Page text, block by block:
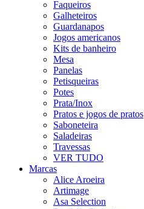
Faqueiros
Galheteiros
Guardanapos
Jogos americanos
Kits de banheiro
Mesa
Panelas
Petisqueiras
Potes
Prata/Inox
Pratos e jogos de pratos
Saboneteira
Saladeiras
Travessas
VER TUDO
Marcas
Alice Aroeira
Artimage
Asa Selection